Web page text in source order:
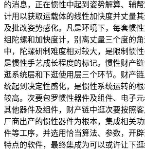
的消息，正在惯性中起到姿势解算、辅
计用以获取运载体的线性加快度并丈量
及批改姿势感化。凡是环境下，每套惯
组陀螺和加快度计，别离丈量三个度的
中，陀螺研制难度相对较大，是限制惯
是惯性手艺成长程度的标记。惯性财产
逛系统层和下逛使用层三个环节。财产
统起到决定性感化，是惯性系统运转的
较高。次要包罗惯性器件及组件、电子
其他器件及组件，财产链中逛次要按照
厂商出产的惯性器件为根本，集成相关
件等工序，并选用恰当算法、参数，开
特点的软件，最终集成为可以或许让下